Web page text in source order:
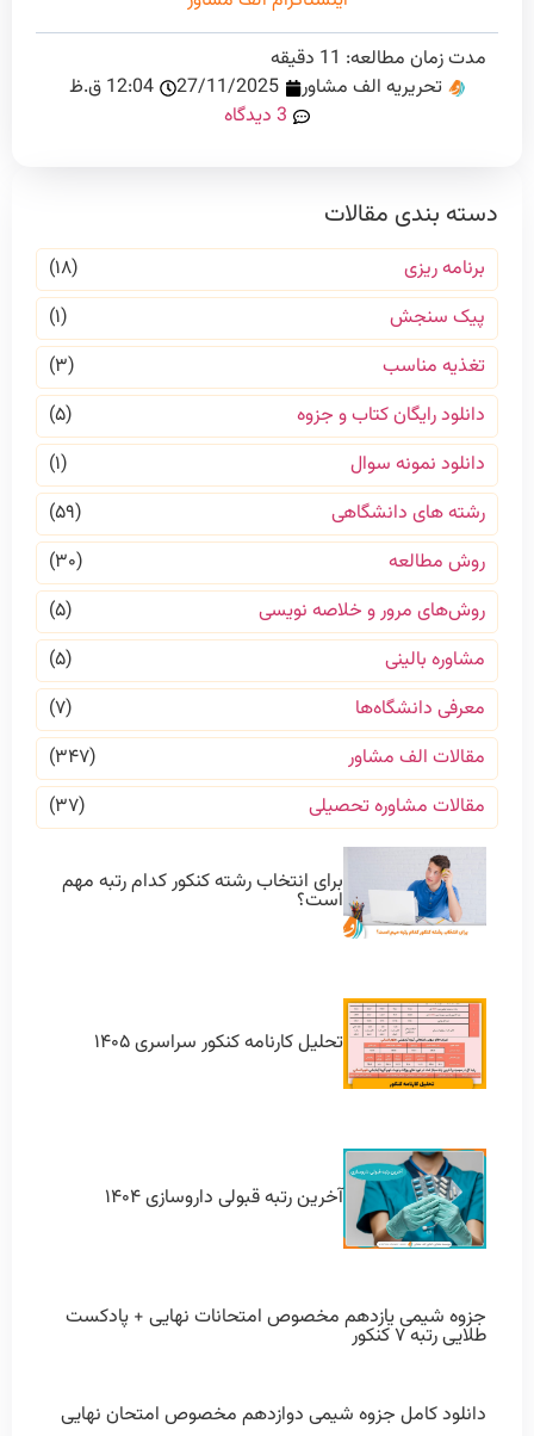
مدت زمان مطالعه: 11 دقیقه
تحریریه الف مشاور
27/11/2025
12:04 ق.ظ
3 دیدگاه
دسته بندی مقالات
برنامه ریزی
(۱۸)
پیک سنجش
(۱)
تغذیه مناسب
(۳)
دانلود رایگان کتاب و جزوه
(۵)
دانلود نمونه سوال
(۱)
رشته های دانشگاهی
(۵۹)
روش مطالعه
(۳۰)
روش‌های مرور و خلاصه نویسی
(۵)
مشاوره بالینی
(۵)
معرفی دانشگاه‌ها
(۷)
مقالات الف مشاور
(۳۴۷)
مقالات مشاوره تحصیلی
(۳۷)
برای انتخاب رشته کنکور کدام رتبه مهم
است؟
تحلیل کارنامه کنکور سراسری ۱۴۰۵
آخرین رتبه قبولی داروسازی ۱۴۰۴
جزوه شیمی یازدهم مخصوص امتحانات نهایی + پادکست
طلایی رتبه ۷ کنکور
دانلود کامل جزوه شیمی دوازدهم مخصوص امتحان نهایی